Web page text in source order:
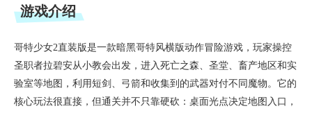
游戏介绍
哥特少女2直装版是一款暗黑哥特风横版动作冒险游戏，玩家操控
圣职者拉碧安从小教会出发，进入死亡之森、圣堂、畜产地区和实
验室等地图，利用短剑、弓箭和收集到的武器对付不同魔物。它的
核心玩法很直接，但通关并不只靠硬砍：桌面光点决定地图入口，